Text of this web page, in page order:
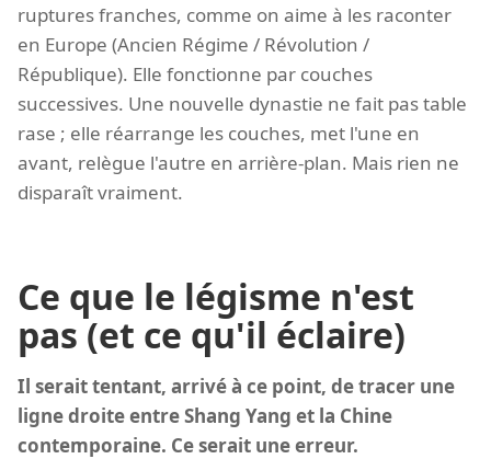
ruptures franches, comme on aime à les raconter
en Europe (Ancien Régime / Révolution /
République). Elle fonctionne par couches
successives. Une nouvelle dynastie ne fait pas table
rase ; elle réarrange les couches, met l'une en
avant, relègue l'autre en arrière-plan. Mais rien ne
disparaît vraiment.
Ce que le légisme n'est
pas (et ce qu'il éclaire)
Il serait tentant, arrivé à ce point, de tracer une
ligne droite entre Shang Yang et la Chine
contemporaine. Ce serait une erreur.